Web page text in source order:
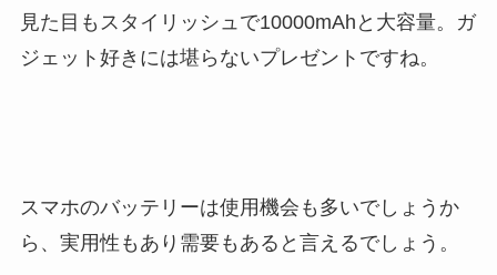
見た目もスタイリッシュで10000mAhと大容量。ガ
ジェット好きには堪らないプレゼントですね。
スマホのバッテリーは使用機会も多いでしょうか
ら、実用性もあり需要もあると言えるでしょう。